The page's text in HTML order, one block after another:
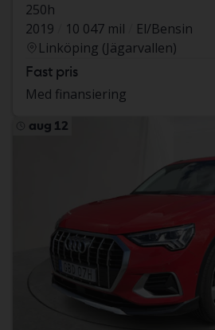
250h
2019
10 047 mil
El/Bensin
Linköping (Jägarvallen)
Fast pris
Med finansiering
aug 12